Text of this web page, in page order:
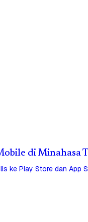
di Minahasa
ke Play Store dan App